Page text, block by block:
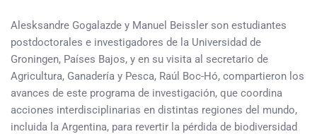
Alesksandre Gogalazde y Manuel Beissler son estudiantes
postdoctorales e investigadores de la Universidad de
Groningen, Países Bajos, y en su visita al secretario de
Agricultura, Ganadería y Pesca, Raúl Boc-Hó, compartieron los
avances de este programa de investigación, que coordina
acciones interdisciplinarias en distintas regiones del mundo,
incluida la Argentina, para revertir la pérdida de biodiversidad